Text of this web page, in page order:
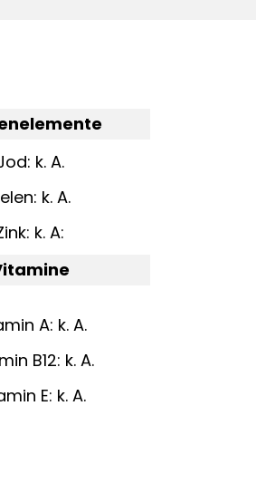
k. A.
k. A.
k. A:
A: k. A.
B12: k. A.
E: k. A.